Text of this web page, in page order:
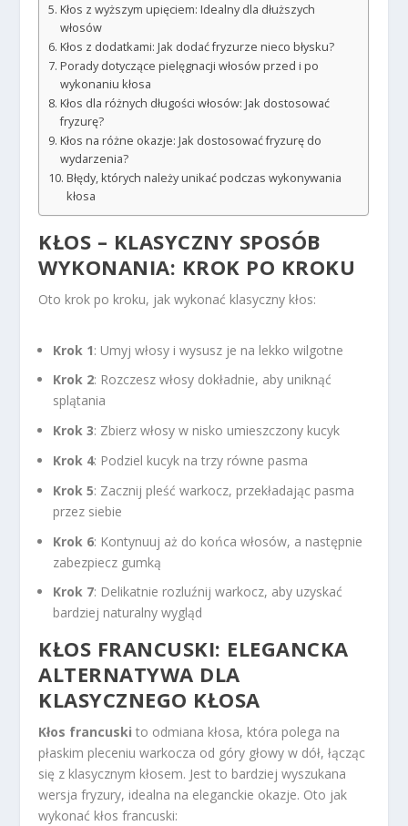
Kłos z wyższym upięciem: Idealny dla dłuższych
włosów
Kłos z dodatkami: Jak dodać fryzurze nieco błysku?
Porady dotyczące pielęgnacji włosów przed i po
wykonaniu kłosa
Kłos dla różnych długości włosów: Jak dostosować
fryzurę?
Kłos na różne okazje: Jak dostosować fryzurę do
wydarzenia?
Błędy, których należy unikać podczas wykonywania
kłosa
KŁOS – KLASYCZNY SPOSÓB
WYKONANIA: KROK PO KROKU
Oto krok po kroku, jak wykonać klasyczny kłos:
Krok 1: Umyj włosy i wysusz je na lekko wilgotne
Krok 2: Rozczesz włosy dokładnie, aby uniknąć
splątania
Krok 3: Zbierz włosy w nisko umieszczony kucyk
Krok 4: Podziel kucyk na trzy równe pasma
Krok 5: Zacznij pleść warkocz, przekładając pasma
przez siebie
Krok 6: Kontynuuj aż do końca włosów, a następnie
zabezpiecz gumką
Krok 7: Delikatnie rozluźnij warkocz, aby uzyskać
bardziej naturalny wygląd
KŁOS FRANCUSKI: ELEGANCKA
ALTERNATYWA DLA
KLASYCZNEGO KŁOSA
Kłos francuski to odmiana kłosa, która polega na
płaskim pleceniu warkocza od góry głowy w dół, łącząc
się z klasycznym kłosem. Jest to bardziej wyszukana
wersja fryzury, idealna na eleganckie okazje. Oto jak
wykonać kłos francuski: